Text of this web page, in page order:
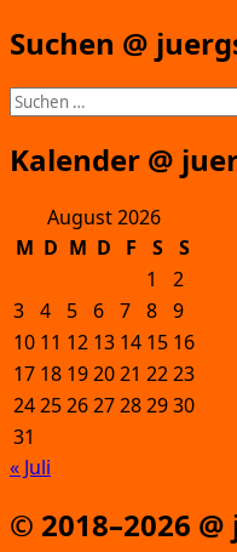
Suchen @
Suchen
nach:
Kalender @
August 2026
M D M D F S
S
1
2
3 4 5 6 7 8 9
10 11 12 13 14 15 16
17 18 192021 2223
24252627282930
31
« Juli
© 2018–2026